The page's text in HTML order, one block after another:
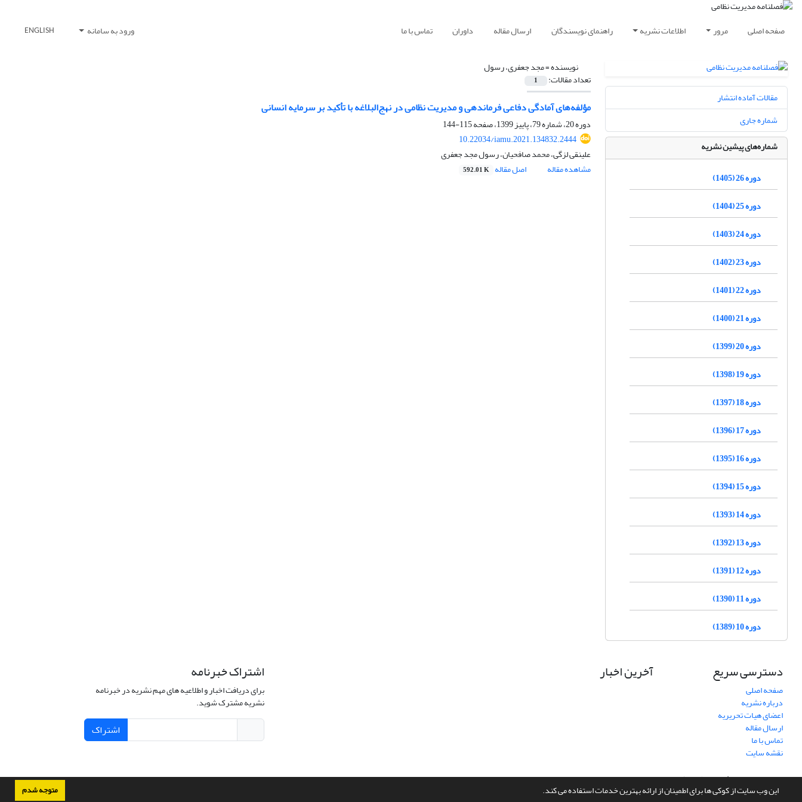
این وب سایت از کوکی ها برای اطمینان از ارائه بهترین خدمات استفاده می کند. متوجه شدم
صفحه اصلی مرور اطلاعات نشریه راهنمای نویسندگان ارسال مقاله داوران تماس با ما ورود به سامانه ENGLISH
نویسنده =مجد جعفری، رسول
تعداد مقالات: 1
مؤلفه‌های آمادگی دفاعی فرماندهی و مدیریت نظامی در نهج‌البلاغه با تأکید بر سرمایه‌ انسانی
دوره 20، شماره 79، پاییز 1399، صفحه
115-144
10.22034/iamu.2021.134832.2444
علینقی لزگی، محمد صافحیان، رسول مجد جعفری
مشاهده مقاله
اصل مقاله 592.01 K
مقالات آماده انتشار
شماره جاری
شماره‌های پیشین نشریه
دوره 26 (1405)
دوره 25 (1404)
دوره 24 (1403)
دوره 23 (1402)
دوره 22 (1401)
دوره 21 (1400)
دوره 20 (1399)
دوره 19 (1398)
دوره 18 (1397)
دوره 17 (1396)
دوره 16 (1395)
دوره 15 (1394)
دوره 14 (1393)
دوره 13 (1392)
دوره 12 (1391)
دوره 11 (1390)
دوره 10 (1389)
دسترسی سریع
صفحه اصلی
درباره نشریه
اعضای هیات تحریریه
ارسال مقاله
تماس با ما
نقشه سایت
آخرین اخبار اشتراک خبرنامه
برای دریافت اخبار و اطلاعیه های مهم نشریه در خبرنامه
نشریه مشترک شوید.
اشتراک
سامانه مدیریت نشریات علمی.طراحی و پیاده سازی ازسیناوب